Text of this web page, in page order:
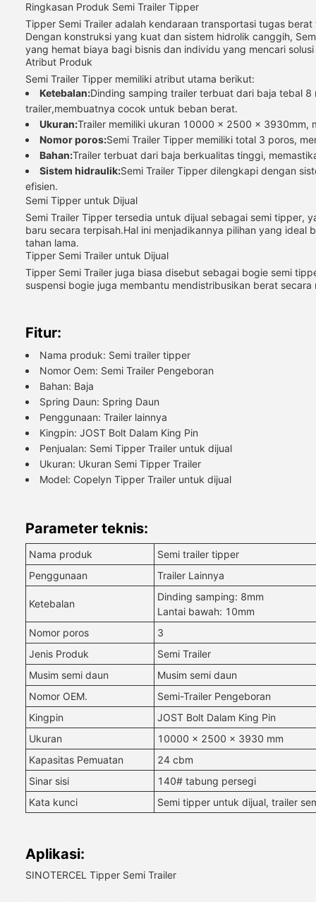
Ringkasan Produk Semi Trailer Tipper
Tipper Semi Trailer adalah kendaraan transportasi tugas
Dengan konstruksi yang kuat dan sistem hidrolik canggih,
yang hemat biaya bagi bisnis dan individu yang mencari
Atribut Produk
Semi Trailer Tipper memiliki atribut utama berikut:
Ketebalan:Dinding samping trailer terbuat dari baja tebal
trailer,membuatnya cocok untuk beban berat.
Ukuran:Trailer memiliki ukuran 10000 x 2500 x 3930mm,
Nomor poros:Semi Trailer Tipper memiliki total 3 poros,
Bahan:Trailer terbuat dari baja berkualitas tinggi,
Sistem hidraulik:Semi Trailer Tipper dilengkapi dengan
efisien.
Semi Tipper untuk Dijual
Semi Trailer Tipper tersedia untuk dijual sebagai semi tipper,
baru secara terpisah.Hal ini menjadikannya pilihan yang
tahan lama.
Tipper Semi Trailer untuk Dijual
Tipper Semi Trailer juga biasa disebut sebagai bogie semi
suspensi bogie juga membantu mendistribusikan berat
Fitur:
Nama produk: Semi trailer tipper
Nomor Oem: Semi Trailer Pengeboran
Bahan: Baja
Spring Daun: Spring Daun
Penggunaan: Trailer lainnya
Kingpin: JOST Bolt Dalam King Pin
Penjualan: Semi Tipper Trailer untuk dijual
Ukuran: Ukuran Semi Tipper Trailer
Model: Copelyn Tipper Trailer untuk dijual
Parameter teknis:
Nama produk
Semi trailer tipper
Penggunaan
Trailer Lainnya
Ketebalan
Dinding samping: 8mm
Lantai bawah: 10mm
Nomor poros
3
Jenis Produk
Semi Trailer
Musim semi daun
Musim semi daun
Nomor OEM.
Semi-Trailer Pengeboran
Kingpin
JOST Bolt Dalam King Pin
Ukuran
10000 x 2500 x 3930 mm
Kapasitas Pemuatan
24 cbm
Sinar sisi
140# tabung persegi
Kata kunci
Semi tipper untuk dijual, trailer
Aplikasi:
SINOTERCEL Tipper Semi Trailer